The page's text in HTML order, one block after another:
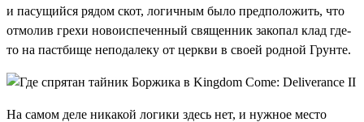
и пасущийся рядом скот, логичным было предположить, что
отмолив грехи новоиспеченный священник закопал клад где-
то на пастбище неподалеку от церкви в своей родной Грунте.
На самом деле никакой логики здесь нет, и нужное место